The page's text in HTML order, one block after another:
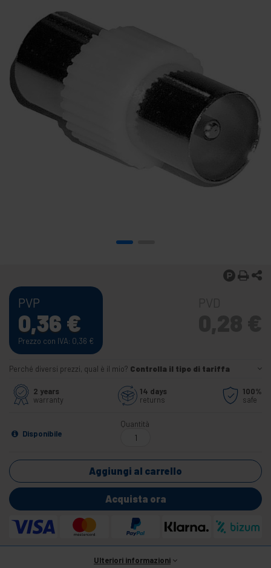
PVP
0,36 €
Prezzo con IVA: 0,36 €
Perché diversi prezzi, qual è il mio? Controlla il tipo di tariffa
2 years
warranty
14 days
returns
100%
safe
Disponibile
Quantità
Aggiungi al carrello
Acquista ora
Ulteriori informazioni